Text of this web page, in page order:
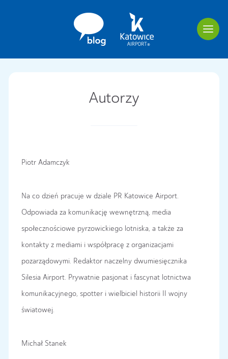
Autorzy
Piotr Adamczyk
Na co dzień pracuje w dziale PR Katowice Airport.
Odpowiada za komunikację wewnętrzną, media
społecznościowe pyrzowickiego lotniska, a także za
kontakty z mediami i współpracę z organizacjami
pozarządowymi. Redaktor naczelny dwumiesięcznika
Silesia Airport. Prywatnie pasjonat i fascynat lotnictwa
komunikacyjnego, spotter i wielbiciel historii II wojny
światowej.
Michał Stanek